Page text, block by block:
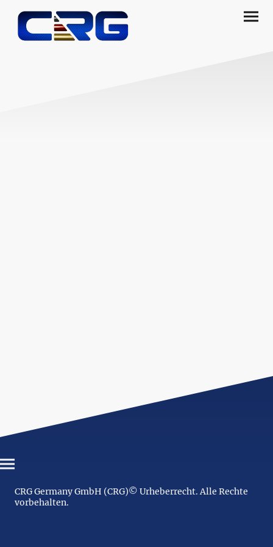
CRG Germany GmbH (CRG)© Urheberrecht. Alle Rechte
vorbehalten.